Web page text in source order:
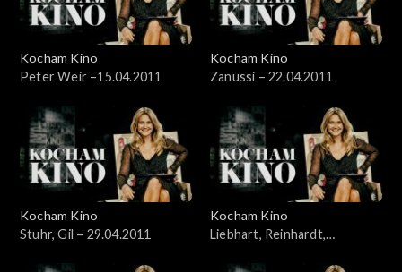
Kocham Kino
Peter Weir –15.04.2011
Kocham Kino
Zanussi – 22.04.2011
Kocham Kino
Stuhr, Gil – 29.04.2011
Kocham Kino
Liebhart, Reinhardt,